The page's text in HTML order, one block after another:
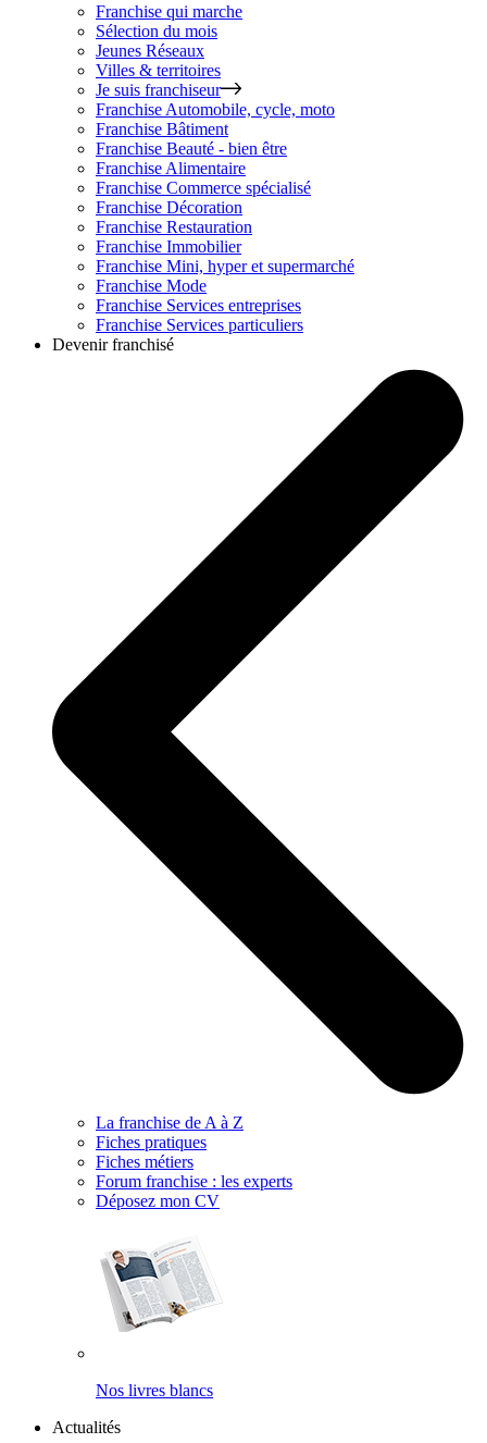
Franchise qui marche
Sélection du mois
Jeunes Réseaux
Villes & territoires
Je suis franchiseur
Franchise Automobile, cycle, moto
Franchise Bâtiment
Franchise Beauté - bien être
Franchise Alimentaire
Franchise Commerce spécialisé
Franchise Décoration
Franchise Restauration
Franchise Immobilier
Franchise Mini, hyper et supermarché
Franchise Mode
Franchise Services entreprises
Franchise Services particuliers
Devenir franchisé
La franchise de A à Z
Fiches pratiques
Fiches métiers
Forum franchise : les experts
Déposez mon CV
Nos livres blancs
Actualités